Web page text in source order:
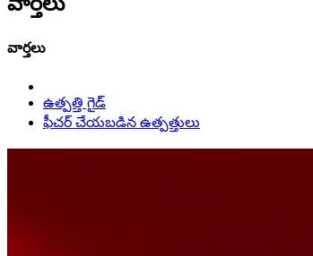
వార్తలు
ఉత్పత్తి గైడ్
ఫీచర్ చేయబడిన ఉత్పత్తులు